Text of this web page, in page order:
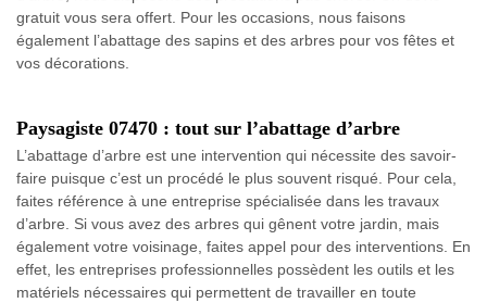
gratuit vous sera offert. Pour les occasions, nous faisons
également l’abattage des sapins et des arbres pour vos fêtes et
vos décorations.
Paysagiste 07470 : tout sur l’abattage d’arbre
L’abattage d’arbre est une intervention qui nécessite des savoir-
faire puisque c’est un procédé le plus souvent risqué. Pour cela,
faites référence à une entreprise spécialisée dans les travaux
d’arbre. Si vous avez des arbres qui gênent votre jardin, mais
également votre voisinage, faites appel pour des interventions. En
effet, les entreprises professionnelles possèdent les outils et les
matériels nécessaires qui permettent de travailler en toute